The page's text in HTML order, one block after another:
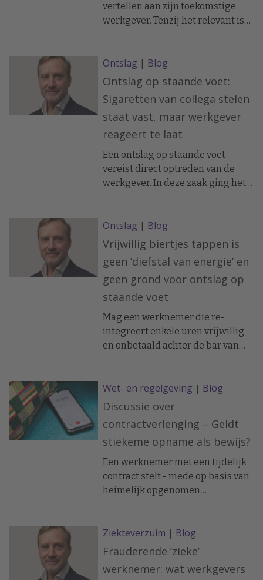
vertellen aan zijn toekomstige
werkgever. Tenzij het relevant is
lastige situaties leiden, maar
zwijgen niet per se, ziet advocaat
Marcus Draaisma.
Ontslag | Blog
Ontslag op staande voet:
Sigaretten van collega stelen
staat vast, maar werkgever
reageert te laat
Een ontslag op staande voet
vereist direct optreden van de
werkgever. In deze zaak ging het
de werkvloer, te lang wachtte met
ingrijpen. De rechter maakt
duidelijk dat ook een korte
vertraging fataal kan zijn voor de
rechtsgeldigheid van het ontslag.
Ontslag | Blog
Vrijwillig biertjes tappen is
geen ‘diefstal van energie’ en
geen grond voor ontslag op
staande voet
Mag een werknemer die re-
integreert enkele uren vrijwillig
en onbetaald achter de bar van
ontsloeg de man op staande voet.
Wet- en regelgeving | Blog
Discussie over
contractverlenging – Geldt
stiekeme opname als bewijs?
Een werknemer met een tijdelijk
contract stelt - mede op basis van
heimelijk opgenomen
gedaan. Werkgever besluit het
contract echter niet te verlengen,
Ziekteverzuim | Blog
Frauderende ‘zieke’
werknemer: wat werkgevers